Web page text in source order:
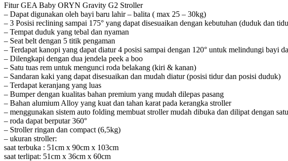
Fitur GEA Baby ORYN Gravity G2 Stroller
– Dapat digunakan oleh bayi baru lahir – balita ( max 25 – 30kg)
– 3 Posisi reclining sampai 175° yang dapat disesuaikan dengan kebutuhan (duduk dan
– Tempat duduk yang tebal dan nyaman
– Seat belt dengan 5 titik pengaman
– Terdapat kanopi yang dapat diatur 4 posisi sampai dengan 120° untuk melindungi bayi
– Dilengkapi dengan dua jendela peek a boo
– Satu tuas rem untuk mengunci roda belakang (kiri & kanan)
– Sandaran kaki yang dapat disesuaikan dan mudah diatur (posisi tidur dan posisi duduk)
– Terdapat keranjang yang luas
– Bumper dengan kualitas bahan premium yang mudah dilepas pasang
– Bahan alumium Alloy yang kuat dan tahan karat pada kerangka stroller
– menggunakan sistem auto folding membuat stroller mudah dibuka dan dilipat dengan
– roda dapat berputar 360°
– Stroller ringan dan compact (6,5kg)
– ukuran stroller:
saat terbuka : 51cm x 90cm x 103cm
saat terlipat: 51cm x 36cm x 60cm